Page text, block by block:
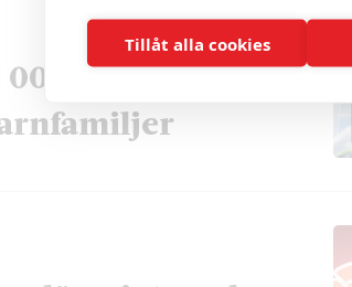
Tillåt alla cookies
kronor mer –